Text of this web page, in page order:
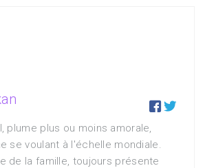


plume plus ou moins amorale,
se voulant à l'échelle mondiale.
de la famille, toujours présente